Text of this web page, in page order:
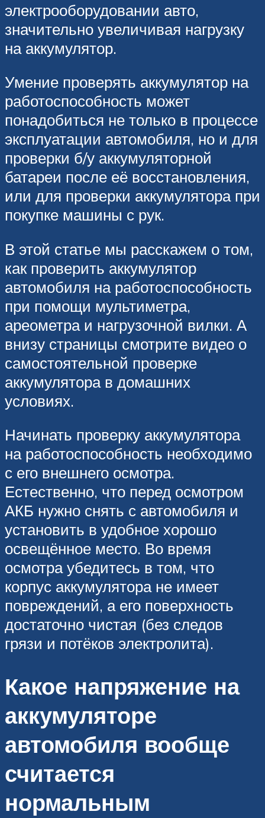
электрооборудовании авто,
значительно увеличивая нагрузку
на аккумулятор.
Умение проверять аккумулятор на
работоспособность может
понадобиться не только в процессе
эксплуатации автомобиля, но и для
проверки б/у аккумуляторной
батареи после её восстановления,
или для проверки аккумулятора при
покупке машины с рук.
В этой статье мы расскажем о том,
как проверить аккумулятор
автомобиля на работоспособность
при помощи мультиметра,
ареометра и нагрузочной вилки. А
внизу страницы смотрите видео о
самостоятельной проверке
аккумулятора в домашних
условиях.
Начинать проверку аккумулятора
на работоспособность необходимо
с его внешнего осмотра.
Естественно, что перед осмотром
АКБ нужно снять с автомобиля и
установить в удобное хорошо
освещённое место. Во время
осмотра убедитесь в том, что
корпус аккумулятора не имеет
повреждений, а его поверхность
достаточно чистая (без следов
грязи и потёков электролита).
Какое напряжение на
аккумуляторе
автомобиля вообще
считается
нормальным